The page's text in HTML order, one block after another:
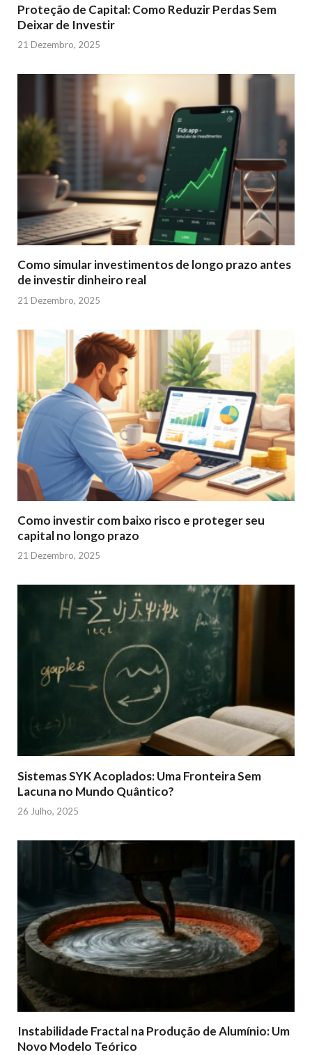
Proteção de Capital: Como Reduzir Perdas Sem
Deixar de Investir
21 Dezembro, 2025
Como simular investimentos de longo prazo antes
de investir dinheiro real
21 Dezembro, 2025
Como investir com baixo risco e proteger seu
capital no longo prazo
21 Dezembro, 2025
Sistemas SYK Acoplados: Uma Fronteira Sem
Lacuna no Mundo Quântico?
26 Julho, 2025
Instabilidade Fractal na Produção de Alumínio: Um
Novo Modelo Teórico